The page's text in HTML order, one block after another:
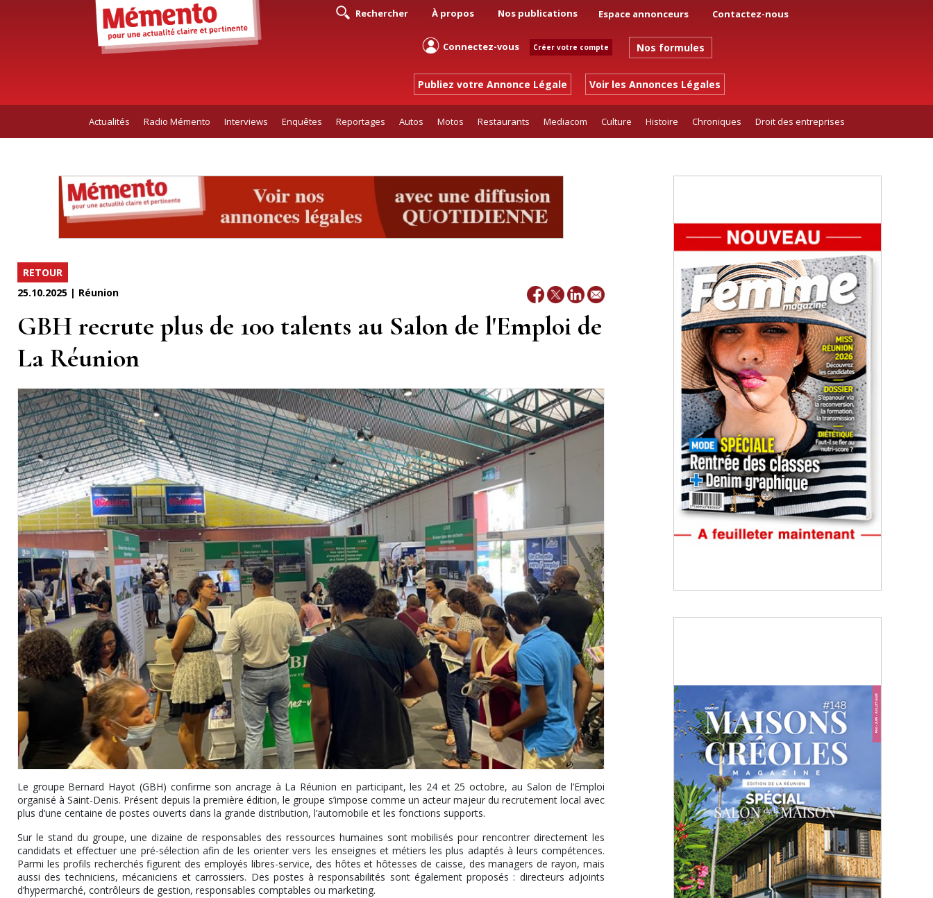
Rechercher À propos Nos publications Espace annonceurs Contactez-nous
Connectez-vous Créer votre compte Nos formules
Publiez votre Annonce Légale Voir les Annonces Légales
Actualités Radio Mémento Interviews Enquêtes Reportages Autos Motos Restaurants Mediacom Culture Histoire Chroniques Droit des entreprises
RETOUR
25.10.2025 | Réunion
GBH recrute plus de 100 talents au Salon de l'Emploi de
La Réunion
Le groupe Bernard Hayot (GBH) confirme son ancrage à La Réunion en participant, les 24 et 25 octobre, au Salon de l’Emploi
organisé à Saint-Denis. Présent depuis la première édition, le groupe s’impose comme un acteur majeur du recrutement local avec
plus d’une centaine de postes ouverts dans la grande distribution, l’automobile et les fonctions supports.
Sur le stand du groupe, une dizaine de responsables des ressources humaines sont mobilisés pour rencontrer directement les
candidats et effectuer une pré-sélection afin de les orienter vers les enseignes et métiers les plus adaptés à leurs compétences.
Parmi les profils recherchés figurent des employés libres-service, des hôtes et hôtesses de caisse, des managers de rayon, mais
aussi des techniciens, mécaniciens et carrossiers. Des postes à responsabilités sont également proposés : directeurs adjoints
d’hypermarché, contrôleurs de gestion, responsables comptables ou marketing.